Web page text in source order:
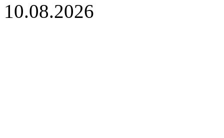
10.08.2026